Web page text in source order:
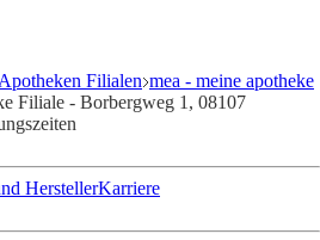
Apotheken Filialen mea - meine apotheke
Filiale - Borbergweg 1, 08107
HerstellerKarriere